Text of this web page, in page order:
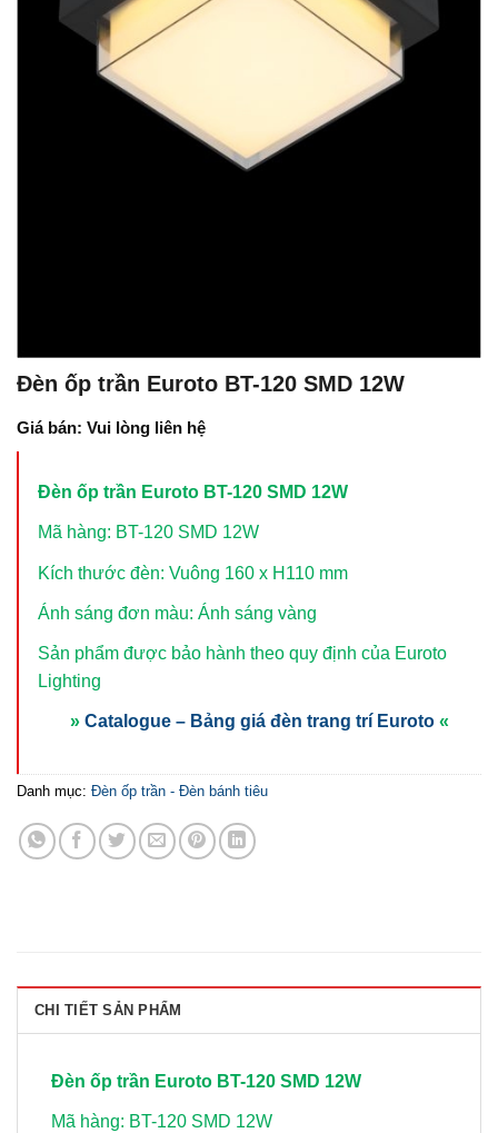
Đèn ốp trần Euroto BT-120 SMD 12W
Giá bán: Vui lòng liên hệ
Đèn ốp trần Euroto BT-120 SMD 12W
Mã hàng: BT-120 SMD 12W
Kích thước đèn: Vuông 160 x H110 mm
Ánh sáng đơn màu: Ánh sáng vàng
Sản phẩm được bảo hành theo quy định của Euroto
Lighting
» Catalogue – Bảng giá đèn trang trí Euroto «
Danh mục: Đèn ốp trần - Đèn bánh tiêu
CHI TIẾT SẢN PHẨM
Đèn ốp trần Euroto BT-120 SMD 12W
Mã hàng: BT-120 SMD 12W